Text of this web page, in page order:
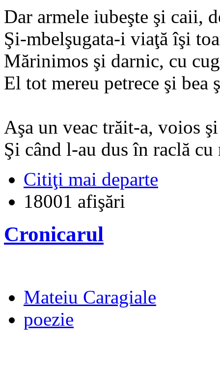
Dar armele iubeşte şi caii,
Şi-mbelşugata-i viaţă îşi
Mărinimos şi darnic, cu
El tot mereu petrece şi bea
Aşa un veac trăit-a, voios
Şi când l-au dus în raclă
Citiţi mai departe
18001 afişări
Cronicarul
Mateiu Caragiale
poezie